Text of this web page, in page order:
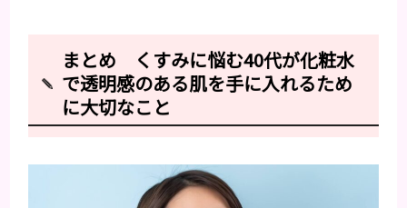
まとめ くすみに悩む40代が化粧水
で透明感のある肌を手に入れるため
に大切なこと